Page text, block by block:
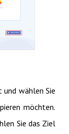
wählen Sie
möchten.
Sie das Ziel